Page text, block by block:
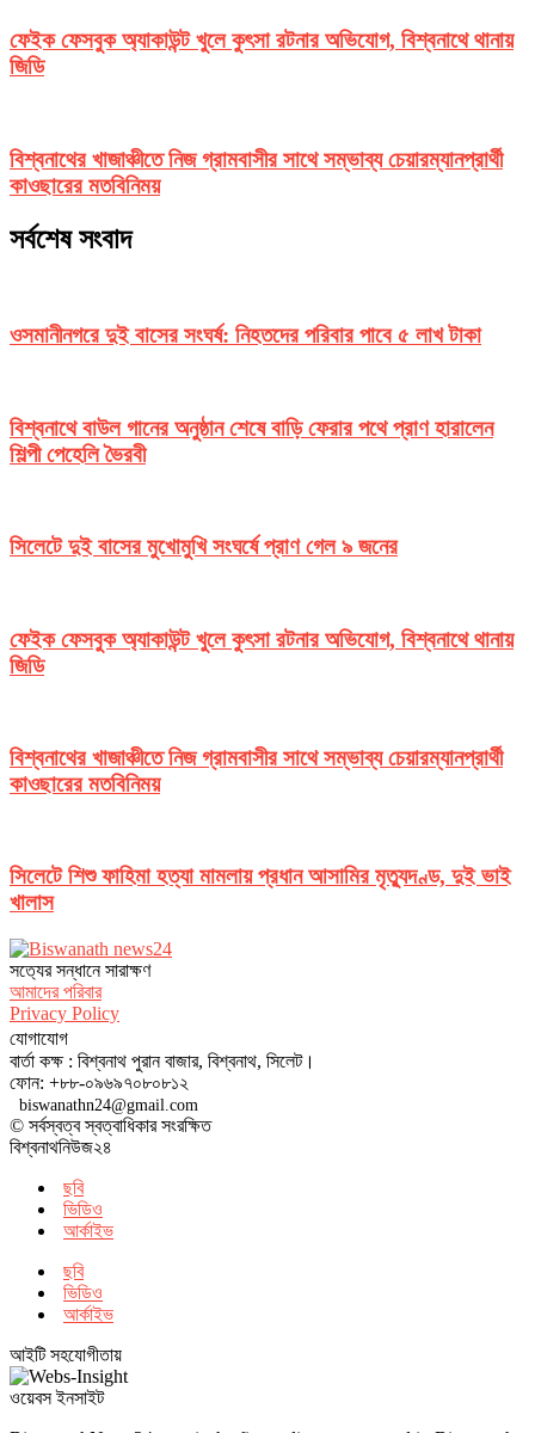
ফেইক ফেসবুক অ্যাকাউন্ট খুলে কুৎসা রটনার অভিযোগ, বিশ্বনাথে থানায়
জিডি
বিশ্বনাথের খাজাঞ্চীতে নিজ গ্রামবাসীর সাথে সম্ভাব্য চেয়ারম্যানপ্রার্থী
কাওছারের মতবিনিময়
সর্বশেষ সংবাদ
ওসমানীনগরে দুই বাসের সংঘর্ষ: নিহতদের পরিবার পাবে ৫ লাখ টাকা
বিশ্বনাথে বাউল গানের অনুষ্ঠান শেষে বাড়ি ফেরার পথে প্রাণ হারালেন
শিল্পী পেহেলি ভৈরবী
সিলেটে দুই বাসের মুখোমুখি সংঘর্ষে প্রাণ গেল ৯ জনের
ফেইক ফেসবুক অ্যাকাউন্ট খুলে কুৎসা রটনার অভিযোগ, বিশ্বনাথে থানায়
জিডি
বিশ্বনাথের খাজাঞ্চীতে নিজ গ্রামবাসীর সাথে সম্ভাব্য চেয়ারম্যানপ্রার্থী
কাওছারের মতবিনিময়
সিলেটে শিশু ফাহিমা হত্যা মামলায় প্রধান আসামির মৃত্যুদণ্ড, দুই ভাই
খালাস
সত‌্যের সন্ধানে সারাক্ষণ
আমাদের পরিবার
Privacy Policy
যোগাযোগ
বার্তা কক্ষ : বিশ্বনাথ পুরান বাজার, বিশ্বনাথ, সিলেট।
ফোন: +৮৮-০৯৬৯৭০৮০৮১২
biswanathn24@gmail.com
© সর্বস্বত্ব স্বত্বাধিকার সংরক্ষিত
বিশ্বনাথনিউজ২৪
ছবি
ভিডিও
আর্কাইভ
ছবি
ভিডিও
আর্কাইভ
আইটি সহযোগীতায়
ওয়েবস ইনসাইট